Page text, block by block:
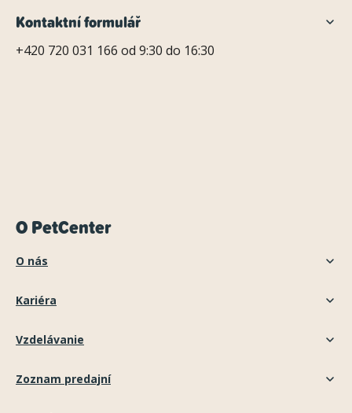
Kontaktní formulář
+420 720 031 166 od 9:30 do 16:30
O PetCenter
O nás
Kariéra
Vzdelávanie
Zoznam predajní